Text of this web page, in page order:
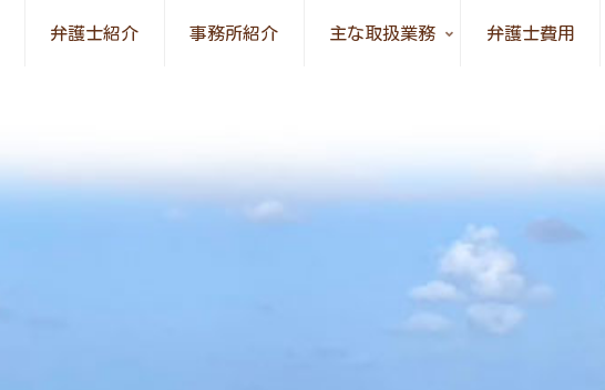
弁護士紹介 事務所紹介 主な取扱業務 弁護士費用